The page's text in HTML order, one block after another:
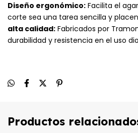
Diseño ergonómico: Facilita el
corte sea una tarea sencilla y
alta calidad: Fabricados por
durabilidad y resistencia en el uso
Productos